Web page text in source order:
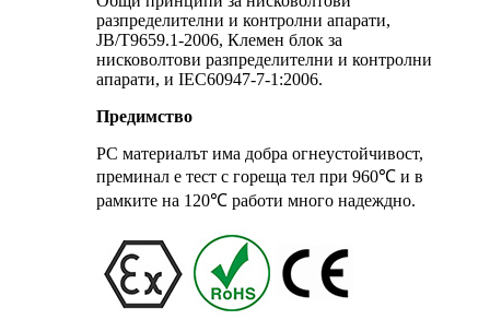
разпределителни и контролни апарати,
JB/T9659.1-2006, Клемен блок за
нисковолтови разпределителни и контролни
апарати, и IEC60947-7-1:2006.
Предимство
PC материалът има добра огнеустойчивост,
преминал е тест с гореща тел при 960℃ и в
рамките на 120℃ работи много надеждно.